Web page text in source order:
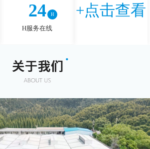
24
H服务在线
+点击查看